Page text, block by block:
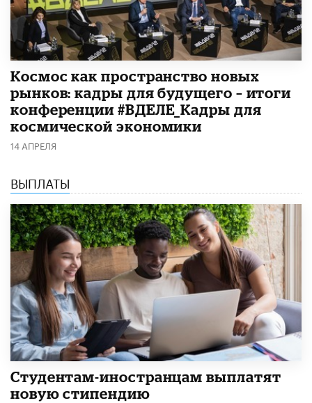
Космос как пространство новых
рынков: кадры для будущего – итоги
конференции #ВДЕЛЕ_Кадры для
космической экономики
14 АПРЕЛЯ
ВЫПЛАТЫ
Студентам-иностранцам выплатят
новую стипендию